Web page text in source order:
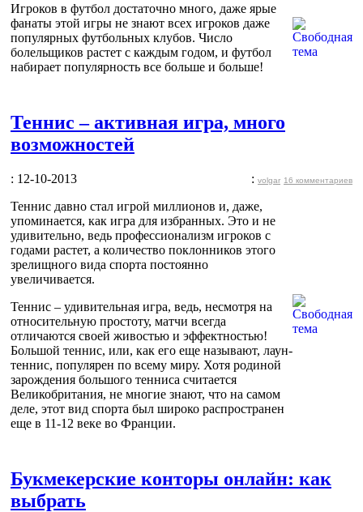
Игроков в футбол достаточно много, даже ярые
фанаты этой игры не знают всех игроков даже
популярных футбольных клубов. Число
болельщиков растет с каждым годом, и футбол
набирает популярность все больше и больше!
Теннис – активная игра, много
возможностей
: 12-10-2013 : volgar 16 комментариев
Теннис давно стал игрой миллионов и, даже,
упоминается, как игра для избранных. Это и не
удивительно, ведь профессионализм игроков с
годами растет, а количество поклонников этого
зрелищного вида спорта постоянно
увеличивается.
Теннис – удивительная игра, ведь, несмотря на
относительную простоту, матчи всегда
отличаются своей живостью и эффектностью!
Большой теннис, или, как его еще называют, лаун-
теннис, популярен по всему миру. Хотя родиной
зарождения большого тенниса считается
Великобритания, не многие знают, что на самом
деле, этот вид спорта был широко распространен
еще в 11-12 веке во Франции.
Букмекерские конторы онлайн: как
выбрать